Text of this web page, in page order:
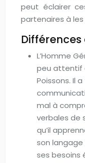
peut éclairer
partenaires à
L’Homme
peu attentif
Poissons. Il
mal à
verbales de
qu’il
son
ses besoins